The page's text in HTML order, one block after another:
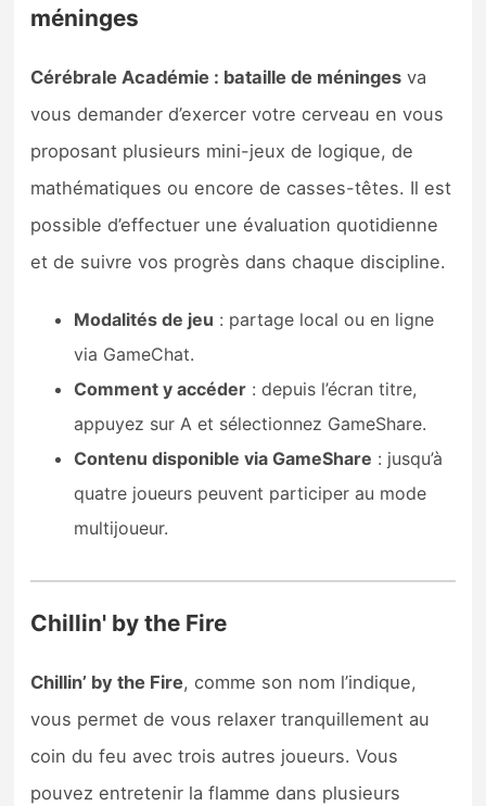
méninges
Cérébrale Académie : bataille de méninges va
vous demander d’exercer votre cerveau en vous
proposant plusieurs mini-jeux de logique, de
mathématiques ou encore de casses-têtes. Il est
possible d’effectuer une évaluation quotidienne
et de suivre vos progrès dans chaque discipline.
Modalités de jeu : partage local ou en ligne
via GameChat.
Comment y accéder : depuis l’écran titre,
appuyez sur A et sélectionnez GameShare.
Contenu disponible via GameShare : jusqu’à
quatre joueurs peuvent participer au mode
multijoueur.
Chillin' by the Fire
Chillin’ by the Fire, comme son nom l’indique,
vous permet de vous relaxer tranquillement au
coin du feu avec trois autres joueurs. Vous
pouvez entretenir la flamme dans plusieurs